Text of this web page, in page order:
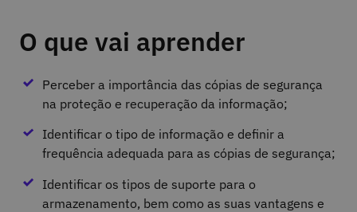
O que vai aprender
Perceber a importância das cópias de segurança
na proteção e recuperação da informação;
Identificar o tipo de informação e definir a
frequência adequada para as cópias de segurança;
Identificar os tipos de suporte para o
armazenamento, bem como as suas vantagens e